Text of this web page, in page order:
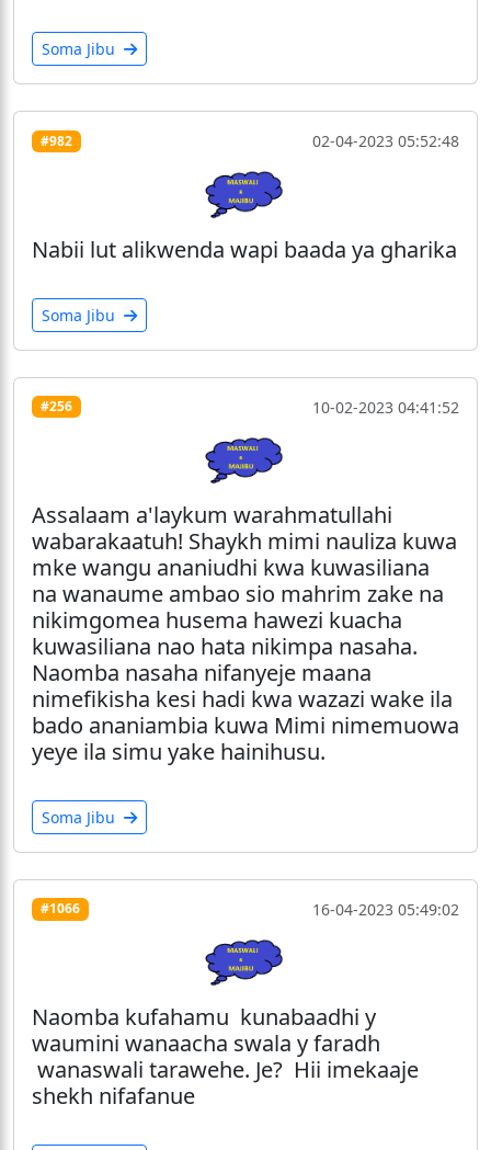
Soma Jibu
#982 02-04-2023 05:52:48
Nabii lut alikwenda wapi baada ya gharika
Soma Jibu
#256 10-02-2023 04:41:52
Assalaam a'laykum warahmatullahi
wabarakaatuh! Shaykh mimi nauliza kuwa
mke wangu ananiudhi kwa kuwasiliana
na wanaume ambao sio mahrim zake na
nikimgomea husema hawezi kuacha
kuwasiliana nao hata nikimpa nasaha.
Naomba nasaha nifanyeje maana
nimefikisha kesi hadi kwa wazazi wake ila
bado ananiambia kuwa Mimi nimemuowa
yeye ila simu yake hainihusu.
Soma Jibu
#1066 16-04-2023 05:49:02
Naomba kufahamu kunabaadhi y
waumini wanaacha swala y faradh
wanaswali tarawehe. Je? Hii imekaaje
shekh nifafanue